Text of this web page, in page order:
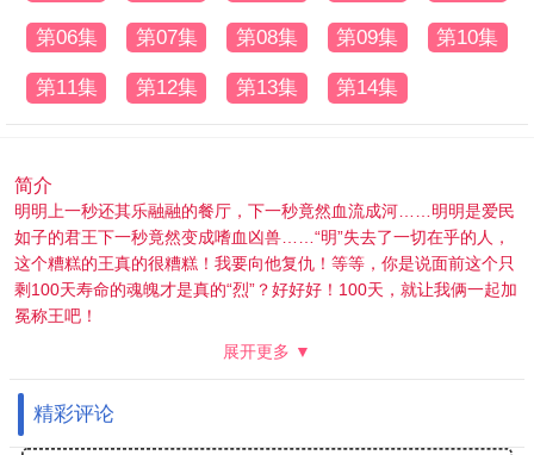
第06集 第07集 第08集 第09集 第10集
第11集 第12集 第13集 第14集
简介
明明上一秒还其乐融融的餐厅，下一秒竟然血流成河……明明是爱民
如子的君王下一秒竟然变成嗜血凶兽……“明”失去了一切在乎的人，
这个糟糕的王真的很糟糕！我要向他复仇！等等，你是说面前这个只
剩100天寿命的魂魄才是真的“烈”？好好好！100天，就让我俩一起加
冕称王吧！
展开更多 ▼
精彩评论